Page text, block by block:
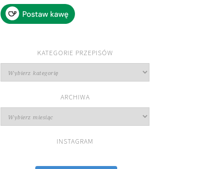
KATEGORIE PRZEPISÓW
przepisów
ARCHIWA
INSTAGRAM